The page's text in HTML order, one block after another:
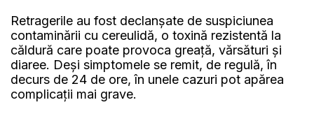
Retragerile au fost declanşate de suspiciunea
contaminării cu cereulidă, o toxină rezistentă la
căldură care poate provoca greaţă, vărsături şi
diaree. Deşi simptomele se remit, de regulă, în
decurs de 24 de ore, în unele cazuri pot apărea
complicaţii mai grave.